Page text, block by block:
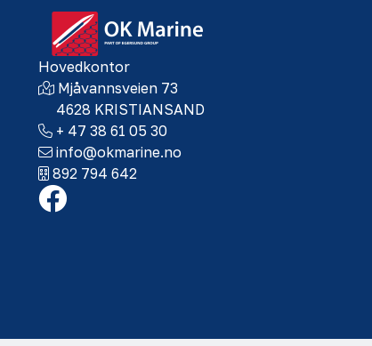
Hovedkontor
Mjåvannsveien 73
4628 KRISTIANSAND
+ 47 38 61 05 30
info@okmarine.no
892 794 642